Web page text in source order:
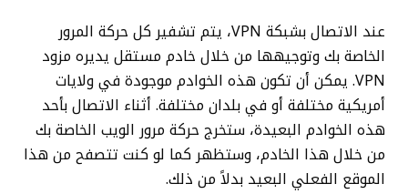
عند الاتصال بشبكة VPN، يتم تشفير كل حركة المرور
الخاصة بك وتوجيهها من خلال خادم مستقل يديره مزود
VPN. يمكن أن تكون هذه الخوادم موجودة في ولايات
أمريكية مختلفة أو في بلدان مختلفة. أثناء الاتصال بأحد
هذه الخوادم البعيدة، ستخرج حركة مرور الويب الخاصة بك
من خلال هذا الخادم، وستظهر كما لو كنت تتصفح من هذا
الموقع الفعلي البعيد بدلاً من ذلك.